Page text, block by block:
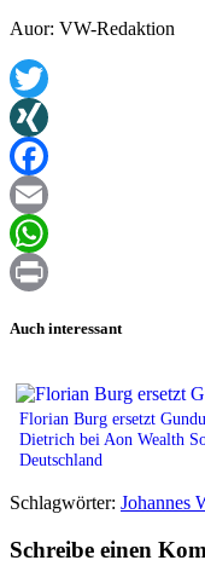
Auor: VW-Redaktion
Twitter
XING
Facebook
Email
WhatsApp
Auch interessant
Florian Burg ersetzt
Dietrich bei Aon Wealth
Deutschland
Schlagwörter: Johannes
Schreibe einen